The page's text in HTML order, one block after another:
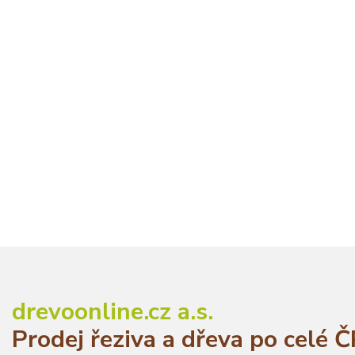
drevoonline.cz a.s.
Prodej řeziva a dřeva po celé